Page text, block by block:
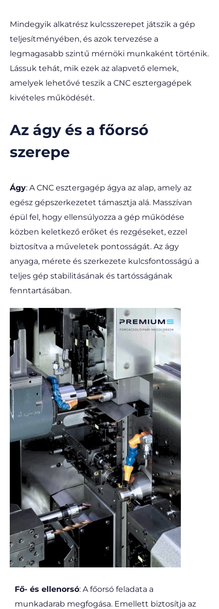
Mindegyik alkatrész kulcsszerepet játszik a gép
teljesítményében, és azok tervezése a
legmagasabb szintű mérnöki munkaként történik.
Lássuk tehát, mik ezek az alapvető elemek,
amelyek lehetővé teszik a CNC esztergagépek
kivételes működését.
Az ágy és a főorsó
szerepe
Ágy: A CNC esztergagép ágya az alap, amely az
egész gépszerkezetet támasztja alá. Masszívan
épül fel, hogy ellensúlyozza a gép működése
közben keletkező erőket és rezgéseket, ezzel
biztosítva a műveletek pontosságát. Az ágy
anyaga, mérete és szerkezete kulcsfontosságú a
teljes gép stabilitásának és tartósságának
fenntartásában.
Fő- és ellenorsó: A főorsó feladata a
munkadarab megfogása. Emellett biztosítja az